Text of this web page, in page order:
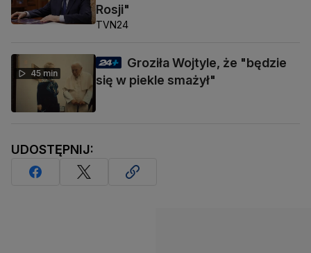
Rosji"
TVN24
45 min
Groziła Wojtyle, że "będzie
się w piekle smażył"
UDOSTĘPNIJ: